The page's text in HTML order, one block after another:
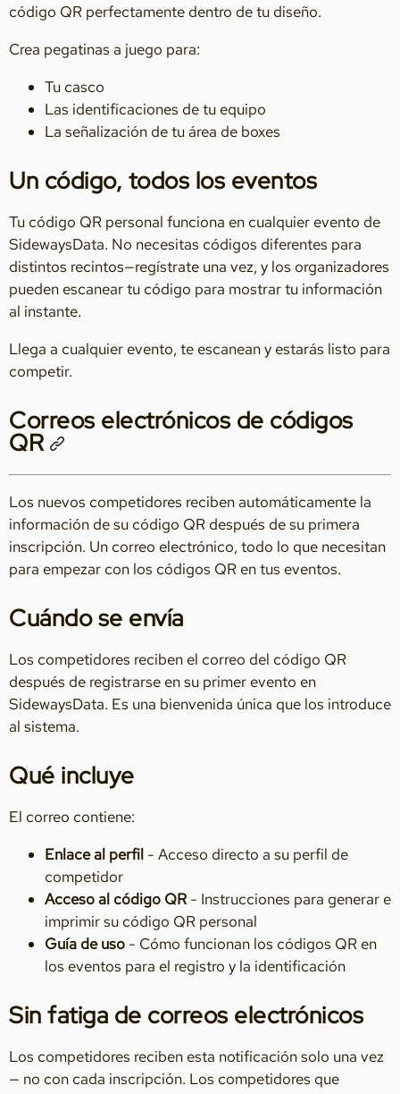
código QR perfectamente dentro de tu diseño.
Crea pegatinas a juego para:
Tu casco
Las identificaciones de tu equipo
La señalización de tu área de boxes
Un código, todos los eventos
Tu código QR personal funciona en cualquier evento de
SidewaysData. No necesitas códigos diferentes para
distintos recintos—regístrate una vez, y los organizadores
pueden escanear tu código para mostrar tu información
al instante.
Llega a cualquier evento, te escanean y estarás listo para
competir.
Correos electrónicos de códigos
QR
Los nuevos competidores reciben automáticamente la
información de su código QR después de su primera
inscripción. Un correo electrónico, todo lo que necesitan
para empezar con los códigos QR en tus eventos.
Cuándo se envía
Los competidores reciben el correo del código QR
después de registrarse en su primer evento en
SidewaysData. Es una bienvenida única que los introduce
al sistema.
Qué incluye
El correo contiene:
Enlace al perfil - Acceso directo a su perfil de
competidor
Acceso al código QR - Instrucciones para generar e
imprimir su código QR personal
Guía de uso - Cómo funcionan los códigos QR en
los eventos para el registro y la identificación
Sin fatiga de correos electrónicos
Los competidores reciben esta notificación solo una vez
— no con cada inscripción. Los competidores que